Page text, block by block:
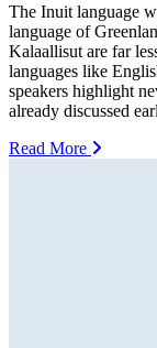
The Inuit language
language of
Kalaallisut are far
languages like
speakers highlight
already discussed
Read More